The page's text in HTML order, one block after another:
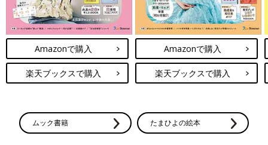
Amazonで購入
楽天ブックスで購入
Amazonで購入
楽天ブックスで購入
ムック書籍 たまひよの絵本